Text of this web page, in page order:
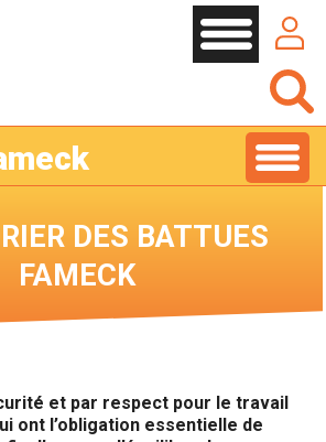
DES BATTUES
FAMECK
et par respect pour le travail
ont l’obligation essentielle de